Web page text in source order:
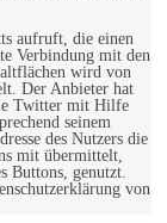
aufruft, die einen
Verbindung mit den
wird von
Der Anbieter hat
Twitter mit Hilfe
seinem
des Nutzers die
mit übermittelt,
Buttons, genutzt.
von